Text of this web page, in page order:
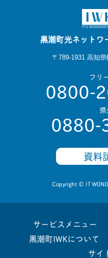
黒潮町光ネットワ
〒789-1931 高知
フリ
0800-
0880-
資料
Copyright © IT
サービスメニュー
黒潮町IWKについて
サイ